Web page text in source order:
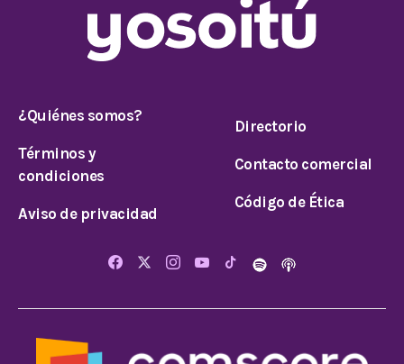
¿Quiénes somos?
Términos y
condiciones
Aviso de privacidad
Directorio
Contacto comercial
Código de Ética